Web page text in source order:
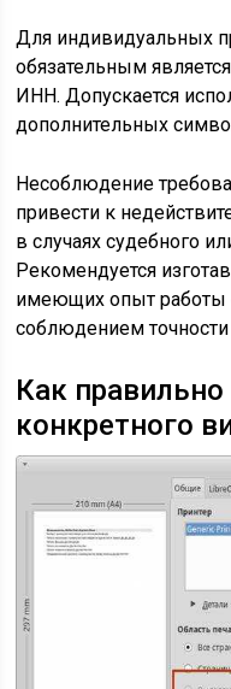
Для индивидуальных
обязательным
ИНН. Допускается
дополнительных
Несоблюдение
привести к
в случаях судебного
Рекомендуется
имеющих опыт работы
соблюдением
Как
конкретного